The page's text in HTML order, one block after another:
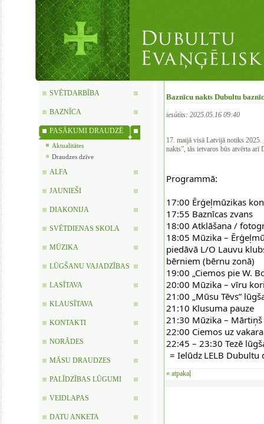
SVĒTDARBĪBA
BAZNĪCA
PASĀKUMI DRAUDZĒ
Aktualitātes
Draudzes dzīve
ALFA
JAUNIEŠI
DIAKONIJA
SVĒTDIENAS SKOLA
MŪZIKA
LŪGŠANU VAJADZĪBAS
LASĪTAVA
KLAUSĪTAVA
KONTAKTI
NORĀDES
MĀSU DRAUDZES
PALĪDZĪBAS LŪGUMI
VEIDLAPAS
DATU ANKETA
Baznīcu nakts Dubultu
iesūtīts: 2025.05.16 09:40
17. maijā visā Latvijā notiks
nakts”, tās ietvaros būs atvērta arī
Programmā:
17:00 Ērģeļmūzikas
17:55 Baznīcas zvans
18:00 Atklāšana /
18:05 Mūzika –
piedāvā L/O Lauvu
bērniem (bērnu zonā)
19:00 „Ciemos pie W.
20:00 Mūzika – vīru
21:00 „Mūsu Tēvs”
21:10 Klusuma pauze
21:30 Mūzika – Mārtiņš
22:00 Ciemos uz
22:45 – 23:30 Tezē
= Ielūdz LELB Dubultu
« atpakaļ